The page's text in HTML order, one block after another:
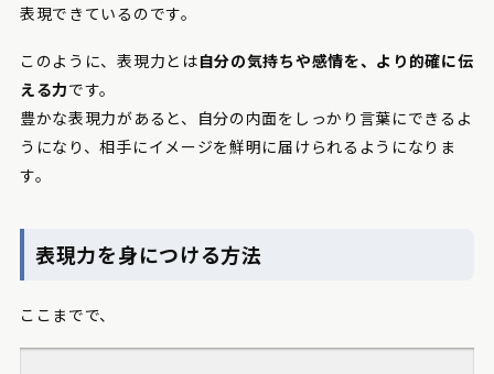
表現できているのです。
このように、表現力とは自分の気持ちや感情を、より的確に伝
える力です。
豊かな表現力があると、自分の内面をしっかり言葉にできるよ
うになり、相手にイメージを鮮明に届けられるようになりま
す。
表現力を身につける方法
ここまでで、